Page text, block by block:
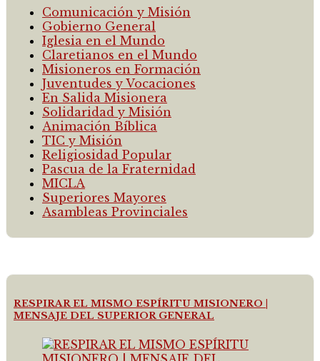
Comunicación y Misión
Gobierno General
Iglesia en el Mundo
Claretianos en el Mundo
Misioneros en Formación
Juventudes y Vocaciones
En Salida Misionera
Solidaridad y Misión
Animación Bíblica
TIC y Misión
Religiosidad Popular
Pascua de la Fraternidad
MICLA
Superiores Mayores
Asambleas Provinciales
RESPIRAR EL MISMO ESPÍRITU MISIONERO |
MENSAJE DEL SUPERIOR GENERAL